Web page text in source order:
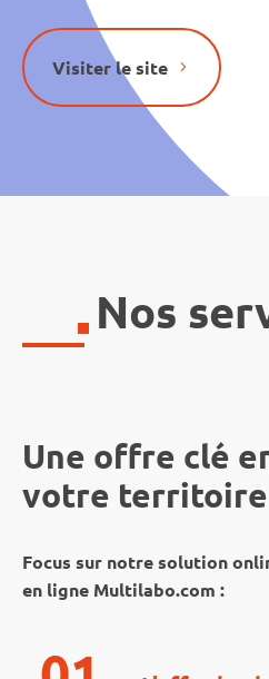
Visiter le site
Nos
Une offre clé
votre
Focus sur notre solution
en ligne Multilabo.com :